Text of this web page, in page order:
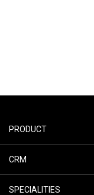
PRODUCT
CRM
SPECIALITIES